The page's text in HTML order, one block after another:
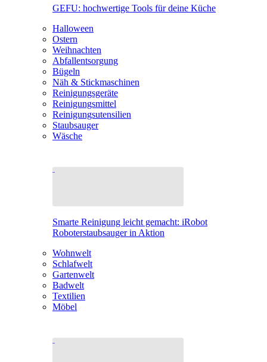
GEFU: hochwertige Tools für deine Küche
Halloween
Ostern
Weihnachten
Abfallentsorgung
Bügeln
Näh & Stickmaschinen
Reinigungsgeräte
Reinigungsmittel
Reinigungsutensilien
Staubsauger
Wäsche
Smarte Reinigung leicht gemacht: iRobot
Roboterstaubsauger in Aktion
Wohnwelt
Schlafwelt
Gartenwelt
Badwelt
Textilien
Möbel